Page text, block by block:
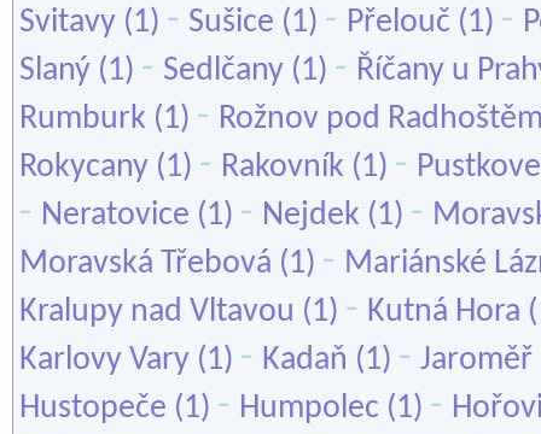
Svitavy (1) - Sušice (1) - Přelouč (1) -
Slaný (1) - Sedlčany (1) - Říčany u
Rumburk (1) - Rožnov pod
Rokycany (1) - Rakovník (1) -
- Neratovice (1) - Nejdek (1) -
Moravská Třebová (1) - Mariánské
Kralupy nad Vltavou (1) - Kutná Hora
Karlovy Vary (1) - Kadaň (1) - Jaroměř
Hustopeče (1) - Humpolec (1) -